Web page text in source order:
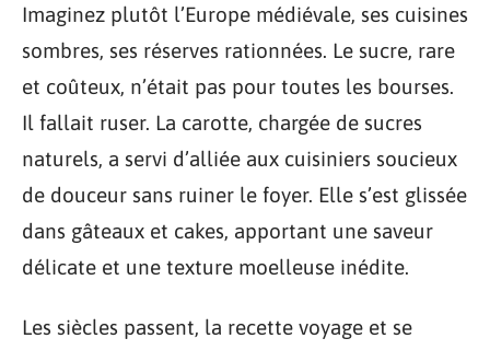
Imaginez plutôt l’Europe médiévale, ses cuisines
sombres, ses réserves rationnées. Le sucre, rare
et coûteux, n’était pas pour toutes les bourses.
Il fallait ruser. La carotte, chargée de sucres
naturels, a servi d’alliée aux cuisiniers soucieux
de douceur sans ruiner le foyer. Elle s’est glissée
dans gâteaux et cakes, apportant une saveur
délicate et une texture moelleuse inédite.
Les siècles passent, la recette voyage et se